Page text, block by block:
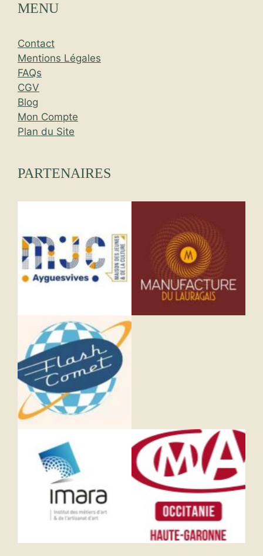
MENU
Contact
Mentions Légales
FAQs
CGV
Blog
Mon Compte
Plan du Site
PARTENAIRES